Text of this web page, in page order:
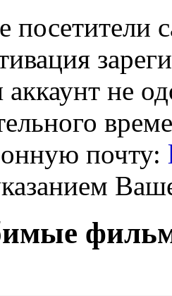
посетители
не
почту: